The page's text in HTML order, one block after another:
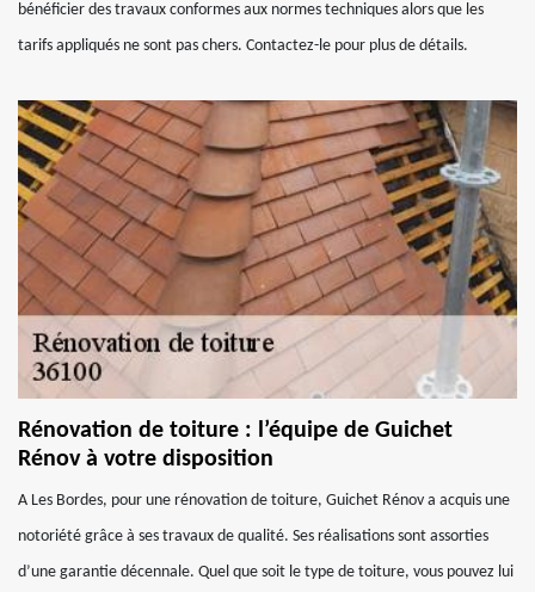
bénéficier des travaux conformes aux normes techniques alors que les
tarifs appliqués ne sont pas chers. Contactez-le pour plus de détails.
Rénovation de toiture : l’équipe de Guichet
Rénov à votre disposition
A Les Bordes, pour une rénovation de toiture, Guichet Rénov a acquis une
notoriété grâce à ses travaux de qualité. Ses réalisations sont assorties
d’une garantie décennale. Quel que soit le type de toiture, vous pouvez lui